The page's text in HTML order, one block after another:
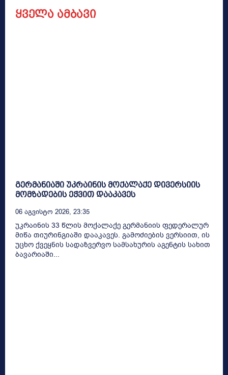
ყველა ამბავი
გერმანიაში უკრაინის მოქალაქე დივერსიის
მომზადების ეჭვით დააკავეს
06 Აგვისტო 2026, 23:35
უკრაინის 33 წლის მოქალაქე გერმანიის ფედერალურ
მიწა თიურინგიაში დააკავეს. გამოძიების ვერსიით, ის
უცხო ქვეყნის სადაზვერვო სამსახურის აგენტის სახით
ბავარიაში...